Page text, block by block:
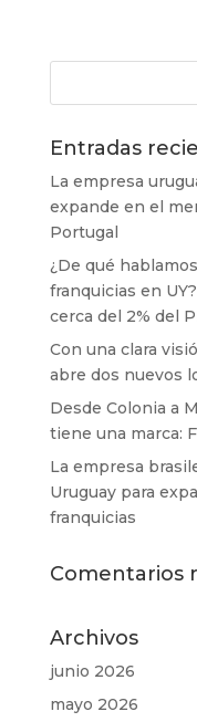
Entradas
La empresa
expande en el
Portugal
¿De qué
franquicias en
cerca del 2% del
Con una clara
abre dos nuevos
Desde Colonia a
tiene una marca:
La empresa
Uruguay para
franquicias
Comentarios
Archivos
junio 2026
mayo 2026